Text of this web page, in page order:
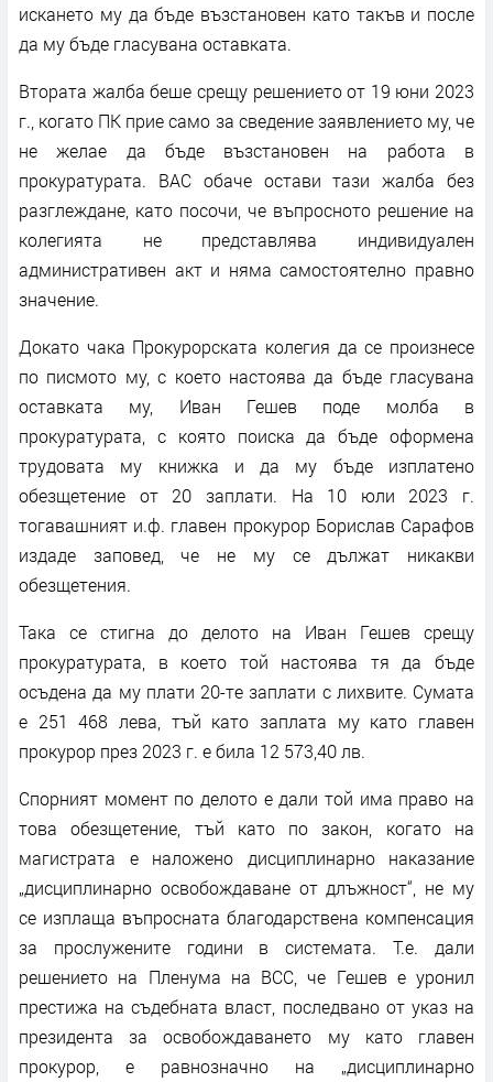
искането му да бъде възстановен като такъв и после
да му бъде гласувана оставката.
Втората жалба беше срещу решението от 19 юни 2023
г., когато ПК прие само за сведение заявлението му, че
не желае да бъде възстановен на работа в
прокуратурата. ВАС обаче остави тази жалба без
разглеждане, като посочи, че въпросното решение на
колегията не представлява индивидуален
административен акт и няма самостоятелно правно
значение.
Докато чака Прокурорската колегия да се произнесе
по писмото му, с което настоява да бъде гласувана
оставката му, Иван Гешев поде молба в
прокуратурата, с която поиска да бъде оформена
трудовата му книжка и да му бъде изплатено
обезщетение от 20 заплати. На 10 юли 2023 г.
тогавашният и.ф. главен прокурор Борислав Сарафов
издаде заповед, че не му се дължат никакви
обезщетения.
Така се стигна до делото на Иван Гешев срещу
прокуратурата, в което той настоява тя да бъде
осъдена да му плати 20-те заплати с лихвите. Сумата
е 251 468 лева, тъй като заплата му като главен
прокурор през 2023 г. е била 12 573,40 лв.
Спорният момент по делото е дали той има право на
това обезщетение, тъй като по закон, когато на
магистрата е наложено дисциплинарно наказание
„дисциплинарно освобождаване от длъжност“, не му
се изплаща въпросната благодарствена компенсация
за прослужените години в системата. Т.е. дали
решението на Пленума на ВСС, че Гешев е уронил
престижа на съдебната власт, последвано от указ на
президента за освобождаването му като главен
прокурор, е равнозначно на „дисциплинарно